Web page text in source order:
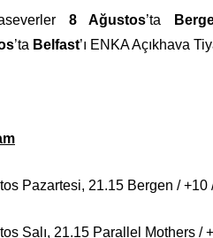
8 Ağustos’ta
’ta Belfast’ı ENKA Açıkhava
Pazartesi, 21.15 Bergen / +10
Salı, 21.15 Parallel Mothers /